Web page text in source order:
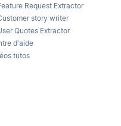
Request Extractor
story writer
Quotes Extractor
d'aide
tutos